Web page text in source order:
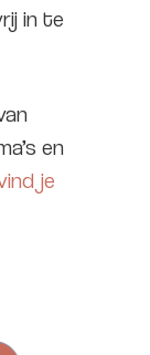
in te
en
je